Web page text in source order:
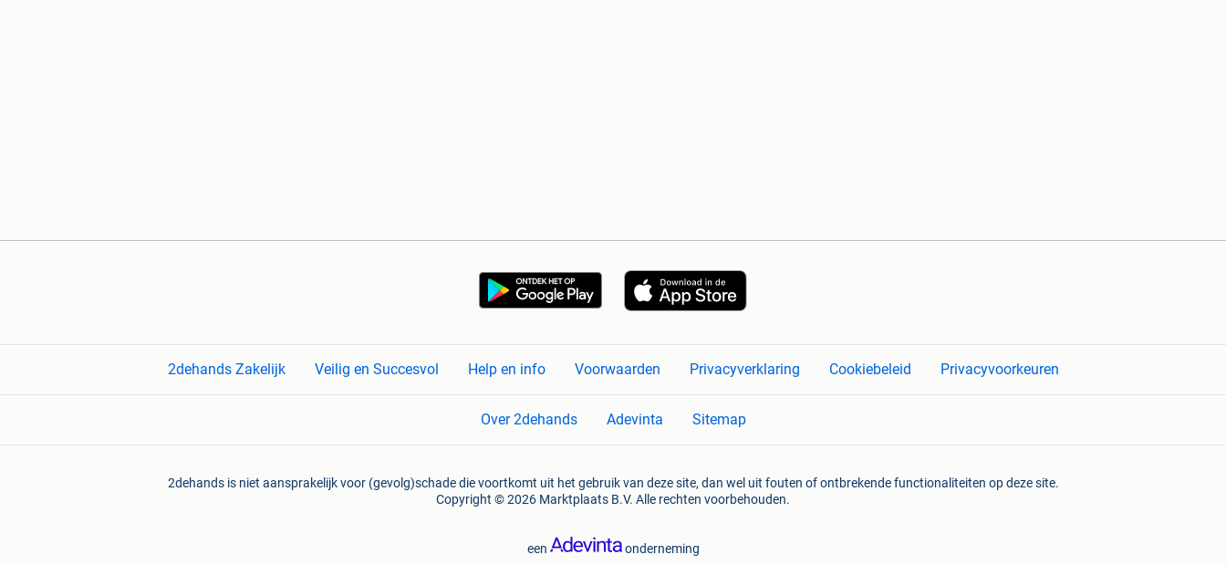
2dehands Zakelijk Veilig en Succesvol Help en info Voorwaarden Privacyverklaring Cookiebeleid Privacyvoorkeuren
Over 2dehands Adevinta Sitemap
2dehands is niet aansprakelijk voor (gevolg)schade die voortkomt uit het gebruik van deze site, dan wel uit fouten of ontbrekende functionaliteiten op deze site.
Copyright © 2026 Marktplaats B.V. Alle rechten voorbehouden.
een onderneming